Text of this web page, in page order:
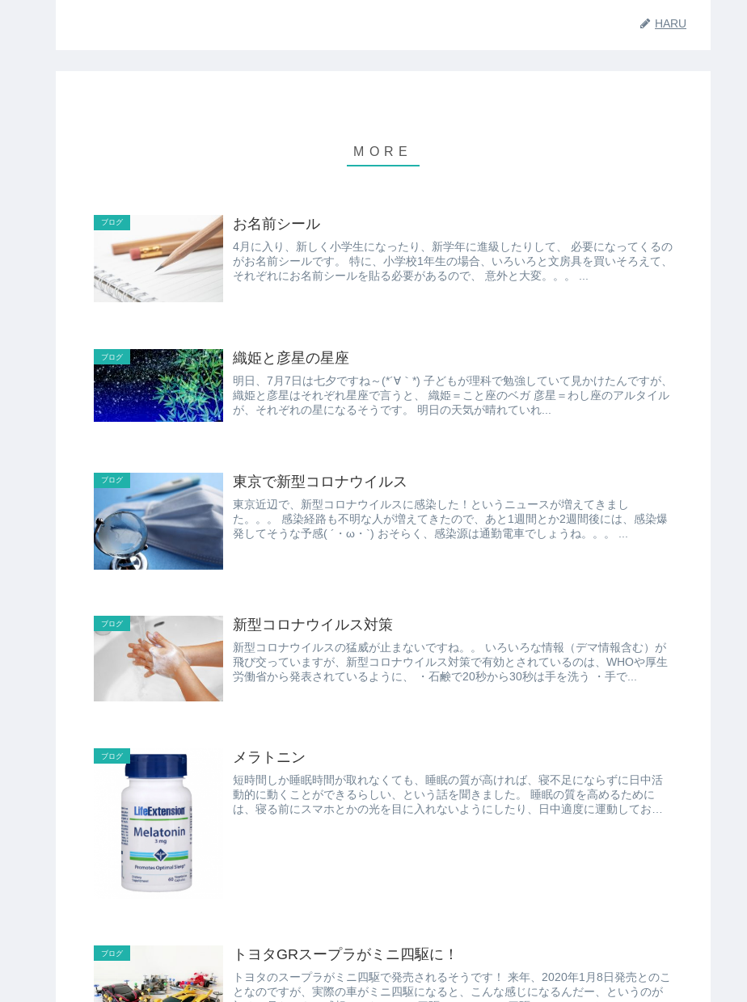
HARU
ブログ お名前シール
4月に入り、新しく小学生になったり、新学年に進級したりして、 必要になってくるの
がお名前シールです。 特に、小学校1年生の場合、いろいろと文房具を買いそろえて、
ブログ 織姫と彦星の星座
明日、7月7日は七夕ですね～(*´∀｀*) 子どもが理科で勉強していて見かけたんですが、
織姫と彦星はそれぞれ星座で言うと、 織姫＝こと座のベガ 彦星＝わし座のアルタイル
が、それぞれの星になるそうです。 明日の天気が晴れていれ...
ブログ 東京で新型コロナウイルス
東京近辺で、新型コロナウイルスに感染した！というニュースが増えてきまし
た。。。 感染経路も不明な人が増えてきたので、あと1週間とか2週間後には、感染爆
発してそうな予感( ´・ω・`) おそらく、感染源は通勤電車でしょうね。。。 ...
ブログ 新型コロナウイルス対策
新型コロナウイルスの猛威が止まないですね。。 いろいろな情報（デマ情報含む）が
飛び交っていますが、新型コロナウイルス対策で有効とされているのは、WHOや厚生
労働省から発表されているように、 ・石鹸で20秒から30秒は手を洗う ・手で...
ブログ メラトニン
短時間しか睡眠時間が取れなくても、睡眠の質が高ければ、寝不足にならずに日中活
動的に動くことができるらしい、という話を聞きました。 睡眠の質を高めるために
は、寝る前にスマホとかの光を目に入れないようにしたり、日中適度に運動しておく
ブログ トヨタGRスープラがミニ四駆に！
トヨタのスープラがミニ四駆で発売されるそうです！ 来年、2020年1月8日発売とのこ
となのですが、実際の車がミニ四駆になると、こんな感じになるんだー、というのが